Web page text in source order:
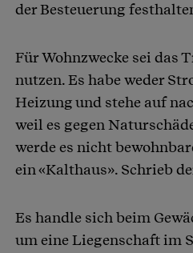
der Besteuerung
Für Wohnzwecke sei das
nutzen. Es habe weder
Heizung und stehe auf
weil es gegen
werde es nicht
ein «Kalthaus». Schrieb
Es handle sich beim
um eine Liegenschaft im